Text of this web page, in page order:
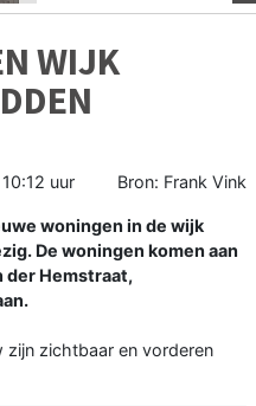
WIJK
uur Bron: Frank Vink
woningen in de wijk
De woningen komen aan
der Hemstraat,
zijn zichtbaar en vorderen